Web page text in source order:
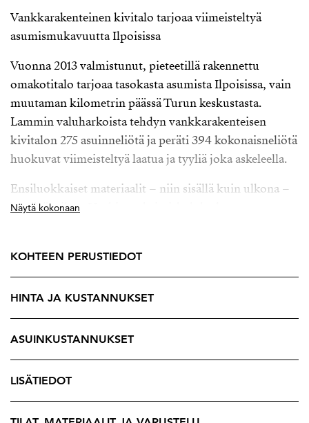
Vankkarakenteinen kivitalo tarjoaa viimeisteltyä
asumismukavuutta Ilpoisissa
Vuonna 2013 valmistunut, pieteetillä rakennettu
omakotitalo tarjoaa tasokasta asumista Ilpoisissa, vain
muutaman kilometrin päässä Turun keskustasta.
Lammin valuharkoista tehdyn vankkarakenteisen
kivitalon 275 asuinneliötä ja peräti 394 kokonaisneliötä
huokuvat viimeisteltyä laatua ja tyyliä joka askeleella.
Ensiluokkaiset materiaalit – niin sisällä kuin ulkona –
kestävät aikaa. Harkitut yksityiskohdat luovat
arkeen väljyyttä ja tilajako on selkeä.
Yläkerrassa nautitaan perheen ja ystävien yhteisestä
eikä laadusta ole tingitty. Saarekkeen myötä keittiö
yhdistyy luontevasti ruokailutilaan ja mahdollistaa
Näytä kokonaan
KOHTEEN PERUSTIEDOT
HINTA JA KUSTANNUKSET
ASUINKUSTANNUKSET
LISÄTIEDOT